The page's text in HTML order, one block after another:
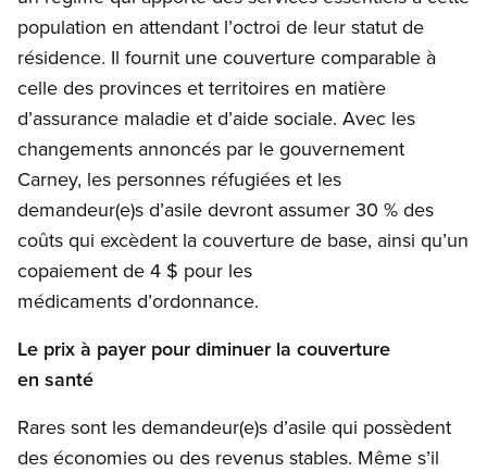
population en attendant l’octroi de leur statut de
résidence. Il fournit une couverture comparable à
celle des provinces et territoires en matière
d’assurance maladie et d’aide sociale. Avec les
changements annoncés par le gouvernement
Carney, les personnes réfugiées et les
demandeur(e)s d’asile devront assumer 30 % des
coûts qui excèdent la couverture de base, ainsi qu’un
copaiement de 4 $ pour les
médicaments d’ordonnance.
Le prix à payer pour diminuer la couverture
en santé
Rares sont les demandeur(e)s d’asile qui possèdent
des économies ou des revenus stables. Même s’il